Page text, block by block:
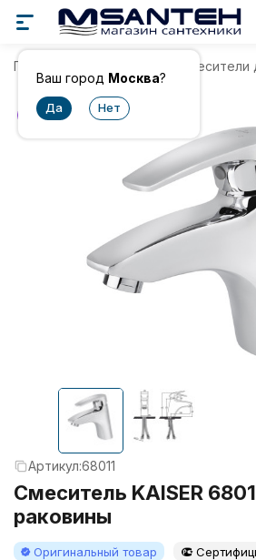
Ваш город Москва?
Главная
хит
Артикул:68011
Смеситель KAISER
раковины
Оригинальный товар